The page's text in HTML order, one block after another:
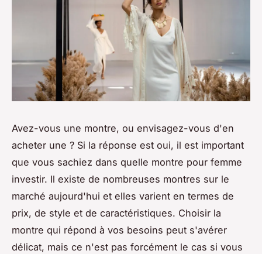
Avez-vous une montre, ou envisagez-vous d'en
acheter une ? Si la réponse est oui, il est important
que vous sachiez dans quelle montre pour femme
investir. Il existe de nombreuses montres sur le
marché aujourd'hui et elles varient en termes de
prix, de style et de caractéristiques. Choisir la
montre qui répond à vos besoins peut s'avérer
délicat, mais ce n'est pas forcément le cas si vous